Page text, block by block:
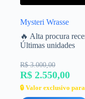
Mysteri Wrasse
🔥 Alta procura
Últimas unidades
R$ 3.000,00
R$ 2.550,00
🔒 Valor exclusivo